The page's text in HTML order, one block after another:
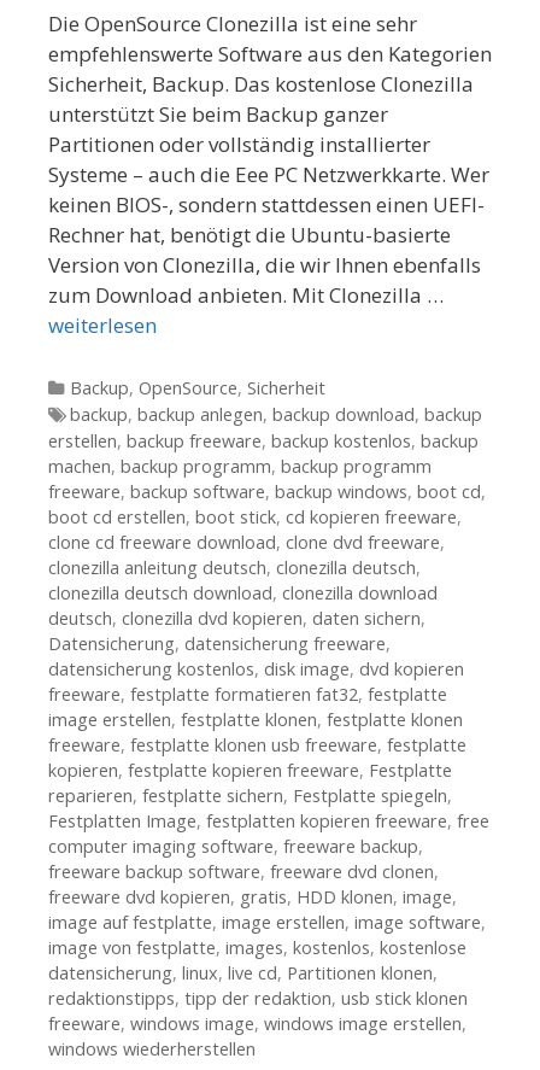
Die OpenSource Clonezilla ist eine sehr
empfehlenswerte Software aus den Kategorien
Sicherheit, Backup. Das kostenlose Clonezilla
unterstützt Sie beim Backup ganzer
Partitionen oder vollständig installierter
Systeme – auch die Eee PC Netzwerkkarte. Wer
keinen BIOS-, sondern stattdessen einen UEFI-
Rechner hat, benötigt die Ubuntu-basierte
Version von Clonezilla, die wir Ihnen ebenfalls
zum Download anbieten. Mit Clonezilla …
weiterlesen
Kategorien
Backup, OpenSource, Sicherheit
Tags
backup, backup anlegen, backup download, backup
erstellen, backup freeware, backup kostenlos, backup
machen, backup programm, backup programm
freeware, backup software, backup windows, boot cd,
boot cd erstellen, boot stick, cd kopieren freeware,
clone cd freeware download, clone dvd freeware,
clonezilla anleitung deutsch, clonezilla deutsch,
clonezilla deutsch download, clonezilla download
deutsch, clonezilla dvd kopieren, daten sichern,
Datensicherung, datensicherung freeware,
datensicherung kostenlos, disk image, dvd kopieren
freeware, festplatte formatieren fat32, festplatte
image erstellen, festplatte klonen, festplatte klonen
freeware, festplatte klonen usb freeware, festplatte
kopieren, festplatte kopieren freeware, Festplatte
reparieren, festplatte sichern, Festplatte spiegeln,
Festplatten Image, festplatten kopieren freeware, free
computer imaging software, freeware backup,
freeware backup software, freeware dvd clonen,
freeware dvd kopieren, gratis, HDD klonen, image,
image auf festplatte, image erstellen, image software,
image von festplatte, images, kostenlos, kostenlose
datensicherung, linux, live cd, Partitionen klonen,
redaktionstipps, tipp der redaktion, usb stick klonen
freeware, windows image, windows image erstellen,
windows wiederherstellen